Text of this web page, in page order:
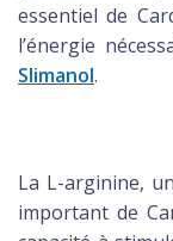
essentiel de
l’énergie
Slimanol.
La L-arginine,
important de